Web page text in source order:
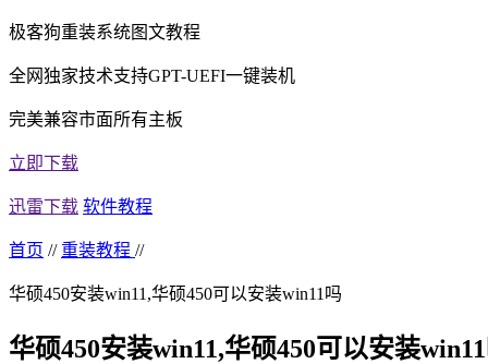
极客狗重装系统图文教程
全网独家技术支持GPT-UEFI一键装机
完美兼容市面所有主板
立即下载
迅雷下载 软件教程
首页 // 重装教程 //
华硕450安装win11,华硕450可以安装win11吗
华硕450安装win11,华硕450可以安装